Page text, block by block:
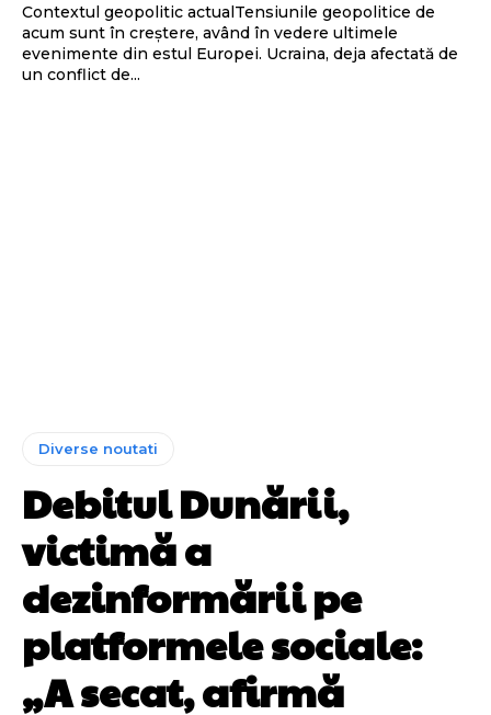
Contextul geopolitic actualTensiunile geopolitice de
acum sunt în creștere, având în vedere ultimele
evenimente din estul Europei. Ucraina, deja afectată de
un conflict de...
Diverse noutati
Debitul Dunării,
victimă a
dezinformării pe
platformele sociale:
„A secat, afirmă